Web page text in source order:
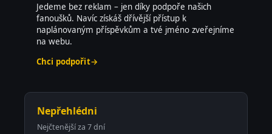
Jedeme bez reklam – jen díky podpoře našich
fanoušků. Navíc získáš dřívější přístup k
naplánovaným příspěvkům a tvé jméno zveřejníme
na webu.
Chci podpořit→
Nepřehlédni
Nejčtenější za 7 dní